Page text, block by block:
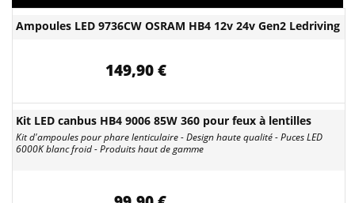
Ampoules LED 9736CW OSRAM HB4 12v 24v Gen2 Ledriving
149,90 €
Kit LED canbus HB4 9006 85W 360 pour feux à lentilles
Kit d'ampoules pour phare lenticulaire - Design haute qualité - Puces LED
6000K blanc froid - Produits haut de gamme